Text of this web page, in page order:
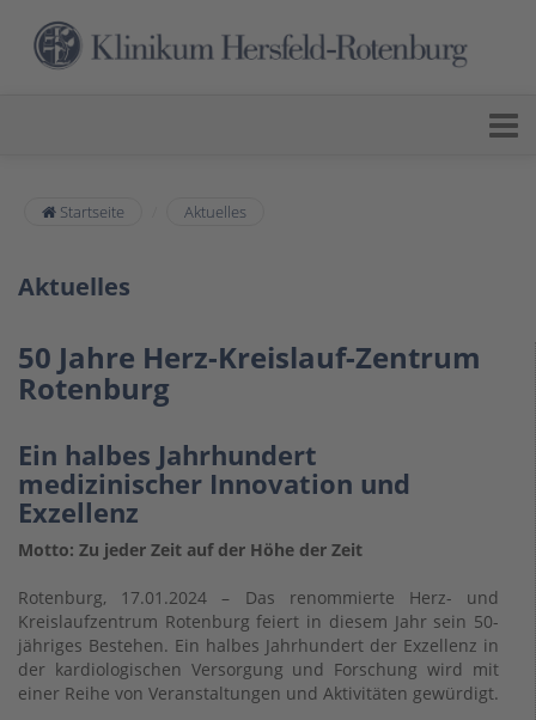
Startseite Aktuelles
Aktuelles
50 Jahre Herz-Kreislauf-Zentrum
Rotenburg
Ein halbes Jahrhundert
medizinischer Innovation und
Exzellenz
Motto: Zu jeder Zeit auf der Höhe der Zeit
Rotenburg, 17.01.2024 – Das renommierte Herz- und
Kreislaufzentrum Rotenburg feiert in diesem Jahr sein 50-
jähriges Bestehen. Ein halbes Jahrhundert der Exzellenz in
der kardiologischen Versorgung und Forschung wird mit
einer Reihe von Veranstaltungen und Aktivitäten gewürdigt.